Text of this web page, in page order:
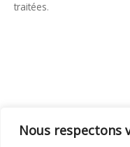
Nous respectons
traitées.